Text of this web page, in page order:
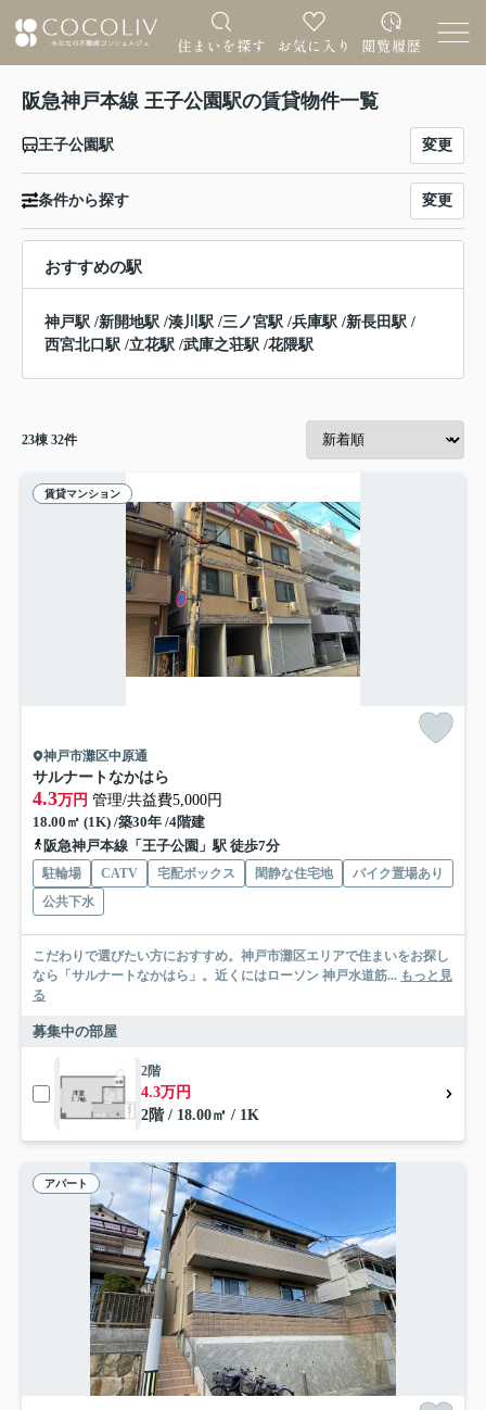
阪急神戸本線 王子公園駅の賃貸物件一覧
王子公園駅 変更
条件から探す 変更
おすすめの駅
神戸駅 /新開地駅 /湊川駅 /三ノ宮駅 /兵庫駅 /新長田駅 /
西宮北口駅 /立花駅 /武庫之荘駅 /花隈駅
23棟 32件
賃貸マンション
神戸市灘区中原通
サルナートなかはら
4.3万円 管理/共益費5,000円
18.00㎡ (1K) /築30年 /4階建
阪急神戸本線「王子公園」駅 徒歩7分
駐輪場 CATV 宅配ボックス 閑静な住宅地
バイク置場あり
公共下水
こだわりで選びたい方におすすめ。神戸市灘区エリアで住まいをお探し
なら「サルナートなかはら」。近くにはローソン 神戸水道筋... もっと見
る
募集中の部屋
2階
4.3万円
2階 / 18.00㎡ / 1K
アパート